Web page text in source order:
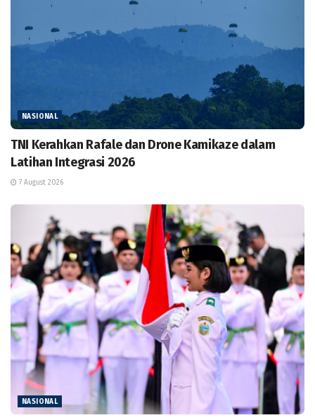
NASIONAL
TNI Kerahkan Rafale dan Drone Kamikaze dalam
Latihan Integrasi 2026
7 August 2026
NASIONAL